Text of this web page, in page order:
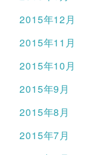
2015年12月
2015年11月
2015年10月
2015年9月
2015年8月
2015年7月